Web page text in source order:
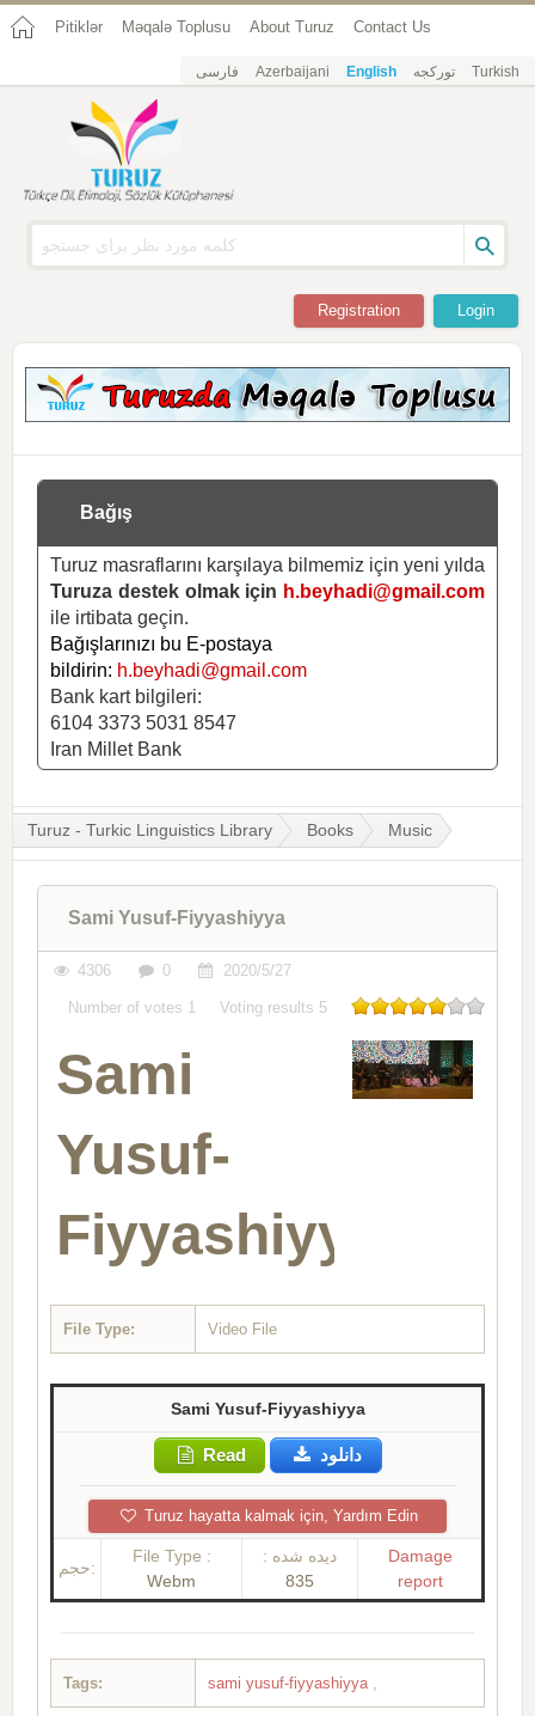
Pitiklər Məqalə Toplusu About Turuz Contact Us
فارسی Azerbaijani English تورکجه Turkish
Login
Registration
Bağış
Turuz masraflarını karşılaya bilmemiz için yeni yılda
Turuza destek olmak için h.beyhadi@gmail.com
ile irtibata geçin.
Bağışlarınızı bu E-postaya
bildirin: h.beyhadi@gmail.com
Bank kart bilgileri:
6104 3373 5031 8547
Iran Millet Bank
Turuz - Turkic Linguistics Library Books Music
Sami Yusuf-Fiyyashiyya
4306 0 2020/5/27
Number of votes 1 Voting results 5
Sami
Yusuf-
Fiyyashiyya
File Type: Video File
Sami Yusuf-Fiyyashiyya
Read دانلود
Turuz hayatta kalmak için, Yardım Edin
حجم:
File Type :
Webm
دیده شده :
835
Damage
report
Tags: sami yusuf-fiyyashiyya